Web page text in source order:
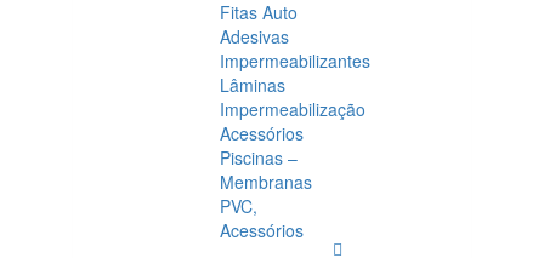
Fitas Auto
Adesivas
Impermeabilizantes
Lâminas
Impermeabilização
Acessórios
Piscinas –
Membranas
PVC,
Acessórios